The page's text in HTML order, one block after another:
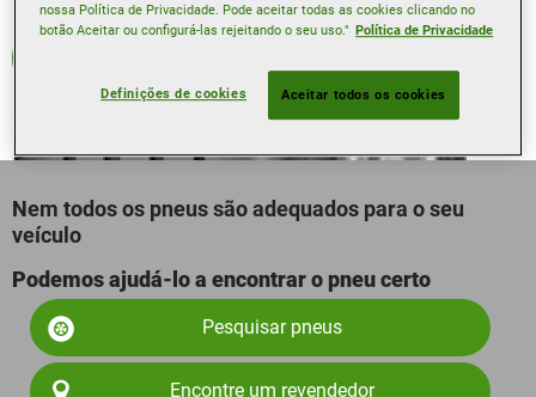
Nem todos os pneus são adequados para o seu
veículo
Podemos ajudá-lo a encontrar o pneu certo
Pesquisar pneus
Encontre um revendedor
nossa Política de Privacidade. Pode aceitar todas as cookies clicando no
botão Aceitar ou configurá-las rejeitando o seu uso." Política de Privacidade
Definições de cookies Aceitar todos os cookies